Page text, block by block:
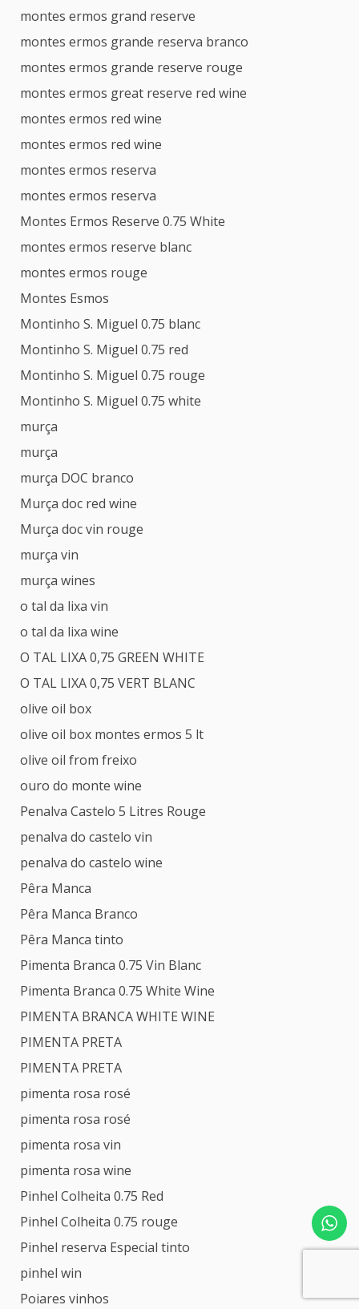
montes ermos grand reserve
montes ermos grande reserva branco
montes ermos grande reserve rouge
montes ermos great reserve red wine
montes ermos red wine
montes ermos red wine
montes ermos reserva
montes ermos reserva
Montes Ermos Reserve 0.75 White
montes ermos reserve blanc
montes ermos rouge
Montes Esmos
Montinho S. Miguel 0.75 blanc
Montinho S. Miguel 0.75 red
Montinho S. Miguel 0.75 rouge
Montinho S. Miguel 0.75 white
murça
murça
murça DOC branco
Murça doc red wine
Murça doc vin rouge
murça vin
murça wines
o tal da lixa vin
o tal da lixa wine
O TAL LIXA 0,75 GREEN WHITE
O TAL LIXA 0,75 VERT BLANC
olive oil box
olive oil box montes ermos 5 lt
olive oil from freixo
ouro do monte wine
Penalva Castelo 5 Litres Rouge
penalva do castelo vin
penalva do castelo wine
Pêra Manca
Pêra Manca Branco
Pêra Manca tinto
Pimenta Branca 0.75 Vin Blanc
Pimenta Branca 0.75 White Wine
PIMENTA BRANCA WHITE WINE
PIMENTA PRETA
PIMENTA PRETA
pimenta rosa rosé
pimenta rosa rosé
pimenta rosa vin
pimenta rosa wine
Pinhel Colheita 0.75 Red
Pinhel Colheita 0.75 rouge
Pinhel reserva Especial tinto
pinhel win
Poiares vinhos